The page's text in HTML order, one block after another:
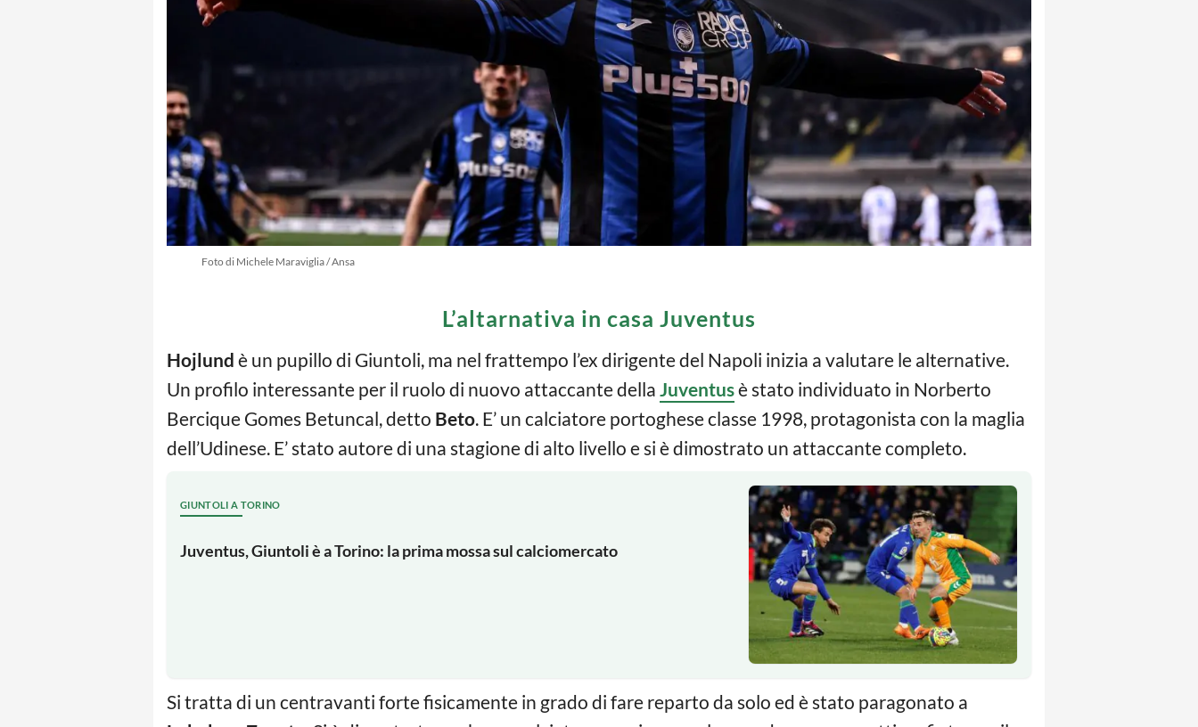
Foto di Michele Maraviglia / Ansa
L’altarnativa in casa Juventus
Hojlund è un pupillo di Giuntoli, ma nel frattempo l’ex dirigente del Napoli inizia a valutare le alternative.
Un profilo interessante per il ruolo di nuovo attaccante della Juventusè stato individuato in Norberto
Bercique Gomes Betuncal, detto Beto. E’ un calciatore portoghese classe 1998, protagonista con la maglia
dell’Udinese. E’ stato autore di una stagione di alto livello e si è dimostrato un attaccante completo.
GIUNTOLI A TORINO
Juventus, Giuntoli è a Torino: la prima mossa sul calciomercato
Si tratta di un centravanti forte fisicamente in grado di fare reparto da solo ed è stato paragonato a